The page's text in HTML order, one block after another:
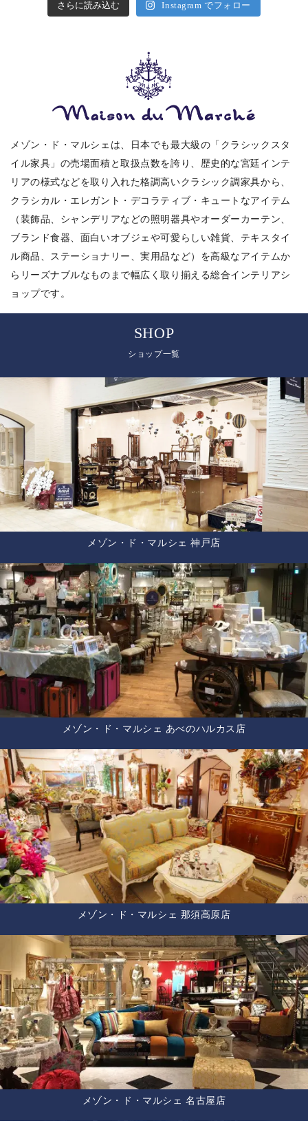
さらに読み込む Instagram でフォロー
メゾン・ド・マルシェは、日本でも最大級の「クラシックスタ
イル家具」の売場面積と取扱点数を誇り、歴史的な宮廷インテ
リアの様式などを取り入れた格調高いクラシック調家具から、
クラシカル・エレガント・デコラティブ・キュートなアイテム
（装飾品、シャンデリアなどの照明器具やオーダーカーテン、
ブランド食器、面白いオブジェや可愛らしい雑貨、テキスタイ
ル商品、ステーショナリー、実用品など）を高級なアイテムか
らリーズナブルなものまで幅広く取り揃える総合インテリアシ
ョップです。
SHOP
ショップ一覧
メゾン・ド・マルシェ 神戸店
メゾン・ド・マルシェ あべのハルカス店
メゾン・ド・マルシェ 那須高原店
メゾン・ド・マルシェ 名古屋店